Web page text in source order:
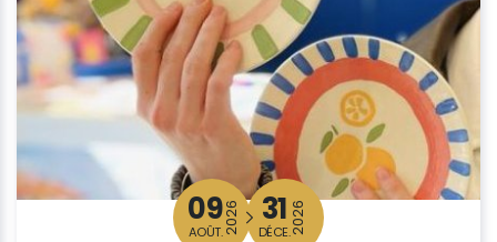
09
AOÛT.2026 31
DÉCE.2026